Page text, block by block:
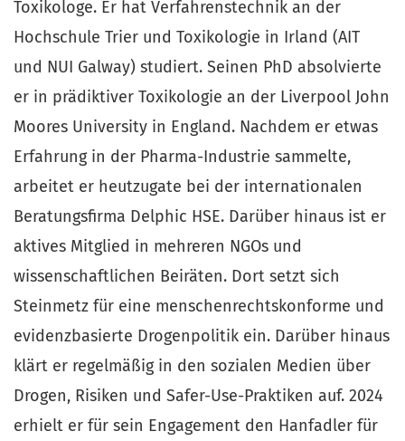
Toxikologe. Er hat Verfahrenstechnik an der
Hochschule Trier und Toxikologie in Irland (AIT
und NUI Galway) studiert. Seinen PhD absolvierte
er in prädiktiver Toxikologie an der Liverpool John
Moores University in England. Nachdem er etwas
Erfahrung in der Pharma-Industrie sammelte,
arbeitet er heutzugate bei der internationalen
Beratungsfirma Delphic HSE. Darüber hinaus ist er
aktives Mitglied in mehreren NGOs und
wissenschaftlichen Beiräten. Dort setzt sich
Steinmetz für eine menschenrechtskonforme und
evidenzbasierte Drogenpolitik ein. Darüber hinaus
klärt er regelmäßig in den sozialen Medien über
Drogen, Risiken und Safer-Use-Praktiken auf. 2024
erhielt er für sein Engagement den Hanfadler für